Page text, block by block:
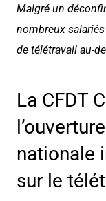
Malgré un
nombreux
de télétravail au-
La CFDT
nationale
sur le